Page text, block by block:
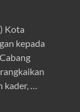
Kota
kepada
kader, …